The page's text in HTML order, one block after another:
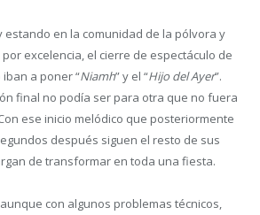
estando en la comunidad de la pólvora y
excelencia, el cierre de espectáculo de
a poner “Niamh” y el “Hijo del Ayer”.
final no podía ser para otra que no fuera
ese inicio melódico que posteriormente
después siguen el resto de sus
de transformar en toda una fiesta.
con algunos problemas técnicos,